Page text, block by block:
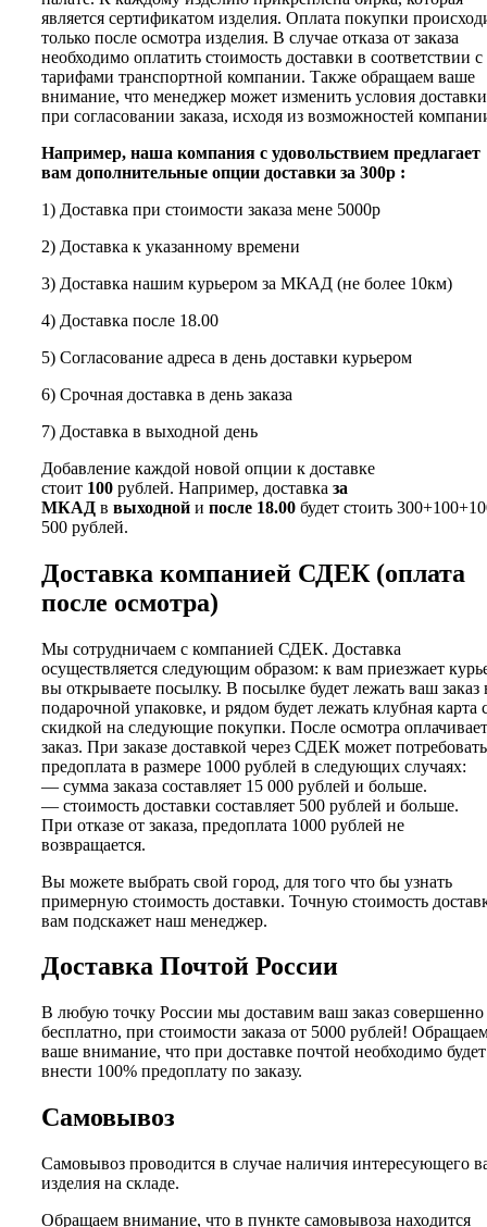
является сертификатом изделия. Оплата покупки
только после осмотра изделия. В случае отказа от заказа
необходимо оплатить стоимость доставки в соответствии с
тарифами транспортной компании. Также обращаем ваше
внимание, что менеджер может изменить условия доставки
при согласовании заказа, исходя из возможностей
Например, наша компания с удовольствием предлагает
вам дополнительные опции доставки за 300р :
1) Доставка при стоимости заказа мене 5000р
2) Доставка к указанному времени
3) Доставка нашим курьером за МКАД (не более 10км)
4) Доставка после 18.00
5) Согласование адреса в день доставки курьером
6) Срочная доставка в день заказа
7) Доставка в выходной день
Добавление каждой новой опции к доставке
стоит 100 рублей. Например, доставка за
МКАД в выходной и после 18.00 будет стоить
500 рублей.
Доставка компанией СДЕК (оплата
после осмотра)
Мы сотрудничаем с компанией СДЕК. Доставка
осуществляется следующим образом: к вам приезжает
вы открываете посылку. В посылке будет лежать ваш заказ
подарочной упаковке, и рядом будет лежать клубная карта
скидкой на следующие покупки. После осмотра
заказ. При заказе доставкой через СДЕК может
предоплата в размере 1000 рублей в следующих случаях:
— сумма заказа составляет 15 000 рублей и больше.
— стоимость доставки составляет 500 рублей и больше.
При отказе от заказа, предоплата 1000 рублей не
возвращается.
Вы можете выбрать свой город, для того что бы узнать
примерную стоимость доставки. Точную стоимость
вам подскажет наш менеджер.
Доставка Почтой России
В любую точку России мы доставим ваш заказ совершенно
бесплатно, при стоимости заказа от 5000 рублей!
ваше внимание, что при доставке почтой необходимо будет
внести 100% предоплату по заказу.
Самовывоз
Самовывоз проводится в случае наличия интересующего
изделия на складе.
Обращаем внимание, что в пункте самовывоза находится